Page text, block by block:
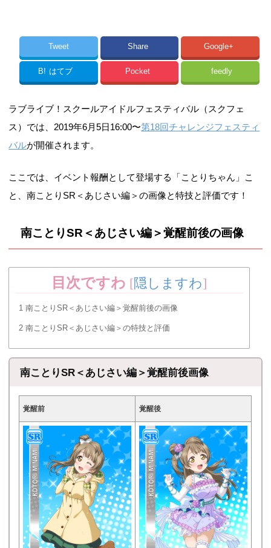
Tweet Share Google+
B! はてブ Pocket feedly
ラブライブ！スクールアイドルフェスティバル（スクフェ
ス）では、2019年6月5日16:00〜第18回チャレンジフェスティ
バルが開催されます。
ここでは、イベント報酬として登場する「ことりちゃん」こ
と、南ことりSR＜あじさい編＞の画像と特技と評価です！
南ことりSR＜あじさい編＞覚醒前後の画像
目次ですわ [隠しますわ]
1 南ことりSR＜あじさい編＞覚醒前後の画像
2 南ことりSR＜あじさい編＞の特技と評価
南ことりSR＜あじさい編＞覚醒前後画像
覚醒前 覚醒後